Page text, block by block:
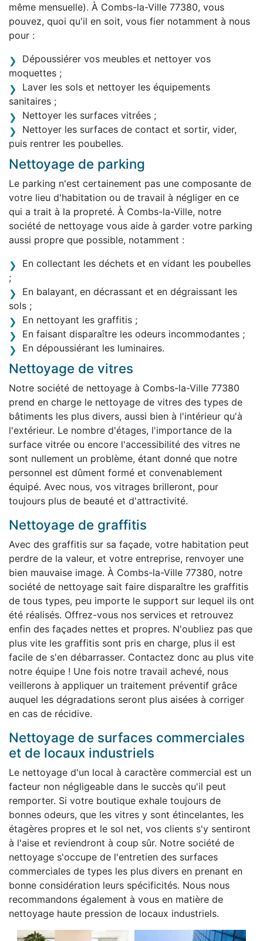
même mensuelle). À Combs-la-Ville 77380, vous
pouvez, quoi qu'il en soit, vous fier notamment à nous
pour :
Dépoussiérer vos meubles et nettoyer vos
moquettes ;
Laver les sols et nettoyer les équipements
sanitaires ;
Nettoyer les surfaces vitrées ;
Nettoyer les surfaces de contact et sortir, vider,
puis rentrer les poubelles.
Nettoyage de parking
Le parking n'est certainement pas une composante de
votre lieu d'habitation ou de travail à négliger en ce
qui a trait à la propreté. À Combs-la-Ville, notre
société de nettoyage vous aide à garder votre parking
aussi propre que possible, notamment :
En collectant les déchets et en vidant les poubelles
;
En balayant, en décrassant et en dégraissant les
sols ;
En nettoyant les graffitis ;
En faisant disparaître les odeurs incommodantes ;
En dépoussiérant les luminaires.
Nettoyage de vitres
Notre société de nettoyage à Combs-la-Ville 77380
prend en charge le nettoyage de vitres des types de
bâtiments les plus divers, aussi bien à l'intérieur qu'à
l'extérieur. Le nombre d'étages, l'importance de la
surface vitrée ou encore l'accessibilité des vitres ne
sont nullement un problème, étant donné que notre
personnel est dûment formé et convenablement
équipé. Avec nous, vos vitrages brilleront, pour
toujours plus de beauté et d'attractivité.
Nettoyage de graffitis
Avec des graffitis sur sa façade, votre habitation peut
perdre de la valeur, et votre entreprise, renvoyer une
bien mauvaise image. À Combs-la-Ville 77380, notre
société de nettoyage sait faire disparaître les graffitis
de tous types, peu importe le support sur lequel ils ont
été réalisés. Offrez-vous nos services et retrouvez
enfin des façades nettes et propres. N'oubliez pas que
plus vite les graffitis sont pris en charge, plus il est
facile de s'en débarrasser. Contactez donc au plus vite
notre équipe ! Une fois notre travail achevé, nous
veillerons à appliquer un traitement préventif grâce
auquel les dégradations seront plus aisées à corriger
en cas de récidive.
Nettoyage de surfaces commerciales
et de locaux industriels
Le nettoyage d'un local à caractère commercial est un
facteur non négligeable dans le succès qu'il peut
remporter. Si votre boutique exhale toujours de
bonnes odeurs, que les vitres y sont étincelantes, les
étagères propres et le sol net, vos clients s'y sentiront
à l'aise et reviendront à coup sûr. Notre société de
nettoyage s'occupe de l'entretien des surfaces
commerciales de types les plus divers en prenant en
bonne considération leurs spécificités. Nous nous
recommandons également à vous en matière de
nettoyage haute pression de locaux industriels.